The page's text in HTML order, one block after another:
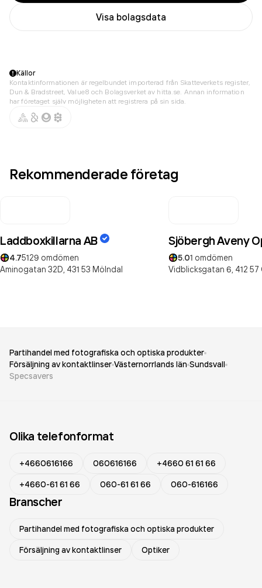
Visa bolagsdata
Källor
Kontaktinformationen är regelbundet importerad från Skatteverkets register,
Dun & Bradstreet, Value8 och Bolagsverket av hitta.se. Annan information
har företaget själv möjligheten att registrera på sin sida.
Rekommenderade företag
Laddboxkillarna AB
4.75129 omdömen
Aminogatan 32D, 431 53 Mölndal
Sjöbergh Aveny
5.01 omdömen
Vidblicksgatan 6, 412 57
Partihandel med fotografiska och optiska produkter
Försäljning av kontaktlinser Västernorrlands län Sundsvall
Specsavers
Olika telefonformat
+4660616166 060616166
+4660 61 61 66
+4660-61 61 66
060-61 61 66 060-616166
Branscher
Partihandel med fotografiska och optiska produkter
Försäljning av kontaktlinser
Optiker